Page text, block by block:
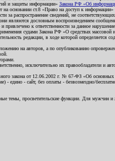
и защиты информации» Закона РФ «Об
на основании ст.8 «Право на доступ к
распространение сведений, не
являются дословным воспроизведением
к ответственности за данное
судами Закона РФ «О средствах
редакции, в ходе которой определяется
на авторов, а по опубликованию
исключительно их
закона от 12.06.2002 г. № 67-ФЗ «Об
- едино - сайт, без оплаты - безвозмездно/
темы, просветительские функции. Для мужчин